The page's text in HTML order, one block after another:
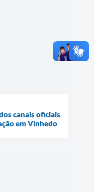
canais oficiais
em Vinhedo